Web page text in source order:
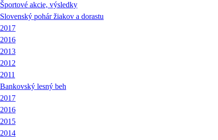
Športové akcie, výsledky
Slovenský pohár žiakov a dorastu
2017
2016
2013
2012
2011
Bankovský lesný beh
2017
2016
2015
2014